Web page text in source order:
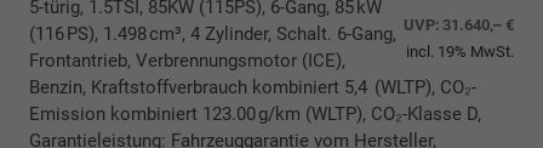
UVP: 31.640,– €
incl. 19% MwSt.
5-türig, 1.5TSI, 85KW (115PS), 6-Gang, 85 kW
(116 PS), 1.498 cm³, 4 Zylinder, Schalt. 6-Gang,
Frontantrieb, Verbrennungsmotor (ICE),
Benzin, Kraftstoffverbrauch kombiniert 5,4 (WLTP), CO₂-
Emission kombiniert 123.00 g/km (WLTP), CO₂-Klasse D,
Garantieleistung: Fahrzeuggarantie vom Hersteller,